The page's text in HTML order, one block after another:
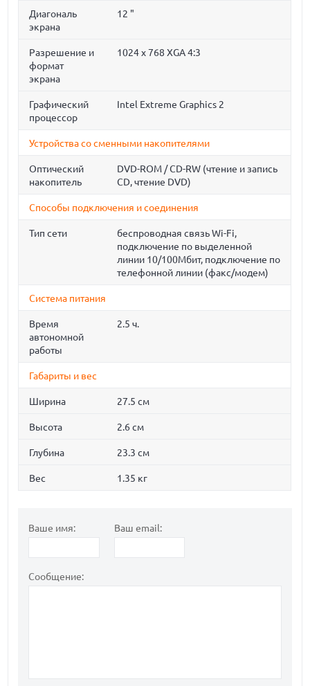
Диагональ
экрана
12 "
Разрешение и
формат
экрана
1024 x 768 XGA 4:3
Графический
процессор
Intel Extreme Graphics 2
Устройства со сменными накопителями
Оптический
накопитель
DVD-ROM / CD-RW (чтение и запись
CD, чтение DVD)
Способы подключения и соединения
Тип сети
беспроводная связь Wi-Fi,
подключение по выделенной
линии 10/100Мбит, подключение по
телефонной линии (факс/модем)
Система питания
Время
автономной
работы
2.5 ч.
Габариты и вес
Ширина 27.5 см
Высота 2.6 см
Глубина 23.3 см
Вес 1.35 кг
Ваше имя: Ваш email:
Сообщение: